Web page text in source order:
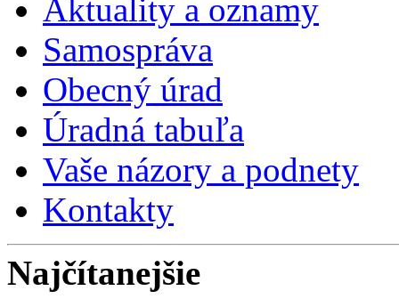
Aktuality a oznamy
Samospráva
Obecný úrad
Úradná tabuľa
Vaše názory a podnety
Kontakty
Najčítanejšie